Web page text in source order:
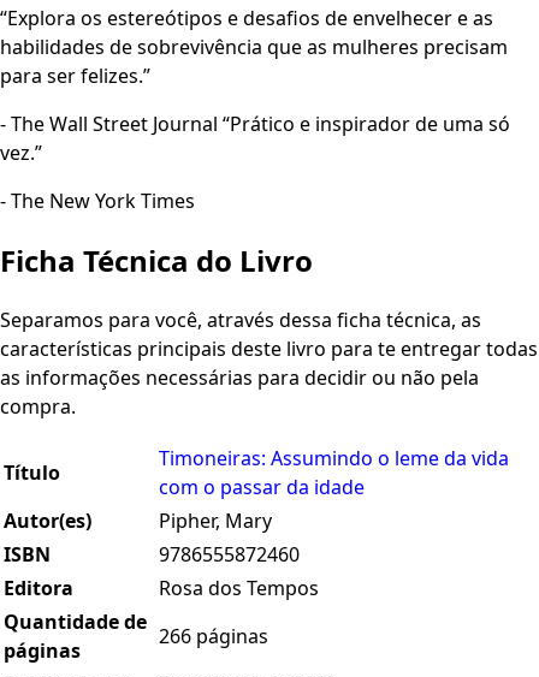
“Explora os estereótipos e desafios de envelhecer e as
habilidades de sobrevivência que as mulheres precisam
para ser felizes.”
- The Wall Street Journal “Prático e inspirador de uma só
vez.”
- The New York Times
Ficha Técnica do Livro
Separamos para você, através dessa ficha técnica, as
características principais deste livro para te entregar todas
as informações necessárias para decidir ou não pela
compra.
Título
Timoneiras: Assumindo o leme da vida
com o passar da idade
Autor(es)
Pipher, Mary
ISBN
9786555872460
Editora
Rosa dos Tempos
Quantidade de
páginas
266 páginas